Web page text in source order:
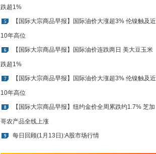
跌超1%
5 【国际大宗商品早报】国际油价大涨超3% 伦镍触及近
10年高位
6 【国际大宗商品早报】国际油价连跌两日 美大豆玉米
跌超1%
7 【国际大宗商品早报】国际油价大涨超3% 伦镍触及近
10年高位
8 【国际大宗商品早报】纽约金价全周累跌约1.7% 芝加
哥农产品全线上涨
9 每日回顾(1月13日):A股市场行情